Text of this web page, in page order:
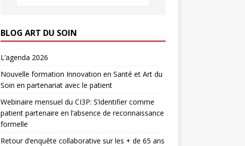
BLOG ART DU SOIN
L’agenda 2026
Nouvelle formation Innovation en Santé et Art du
Soin en partenariat avec le patient
Webinaire mensuel du CI3P: S’identifier comme
patient partenaire en l’absence de reconnaissance
formelle
Retour d’enquête collaborative sur les + de 65 ans